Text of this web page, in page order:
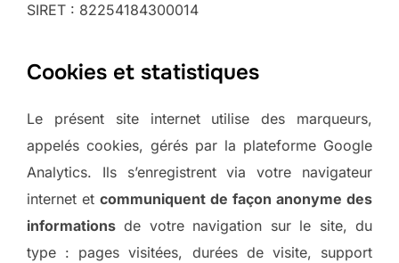
SIRET : 82254184300014
Cookies et statistiques
Le présent site internet utilise des marqueurs,
appelés cookies, gérés par la plateforme Google
Analytics. Ils s’enregistrent via votre navigateur
internet et communiquent de façon anonyme des
informations de votre navigation sur le site, du
type : pages visitées, durées de visite, support